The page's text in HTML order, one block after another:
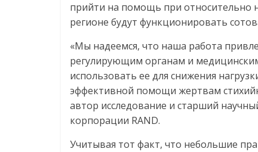
прийти на помощь при относительно
регионе будут функционировать
«Мы надеемся, что наша работа
регулирующим органам и
использовать ее для снижения
эффективной помощи жертвам
автор исследование и старший
корпорации RAND.
Учитывая тот факт, что небольшие